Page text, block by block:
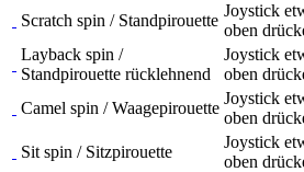
Scratch spin / Standpirouette
Joystick
oben
Layback spin /
Standpirouette rücklehnend
Joystick
oben
Camel spin / Waagepirouette
Joystick
oben
Sit spin / Sitzpirouette
Joystick
oben